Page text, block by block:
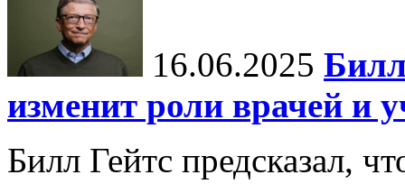
16.06.2025
изменит роли врачей и
Билл Гейтс предсказал,